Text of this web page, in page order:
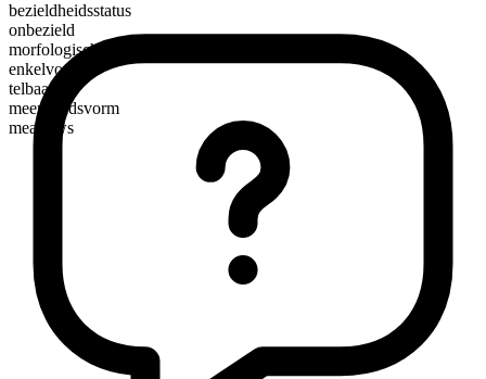
bezieldheidsstatus
onbezield
morfologische samenstelling
enkelvoudig
telbaar
meervoudsvorm
meadows